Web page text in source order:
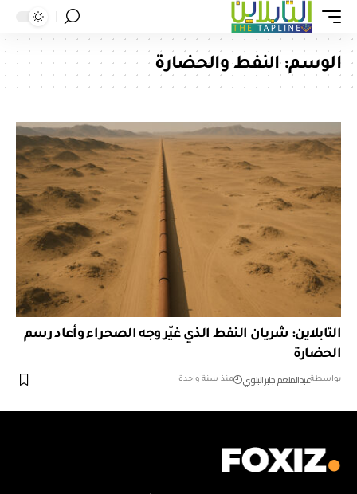
الوسم:النفط والحضارة
التابلاين: شريان النفط الذي غيّر وجه الصحراء وأعاد رسم
الحضارة
بواسطةعبدالمنعم جابر البلوي منذ سنة واحدة